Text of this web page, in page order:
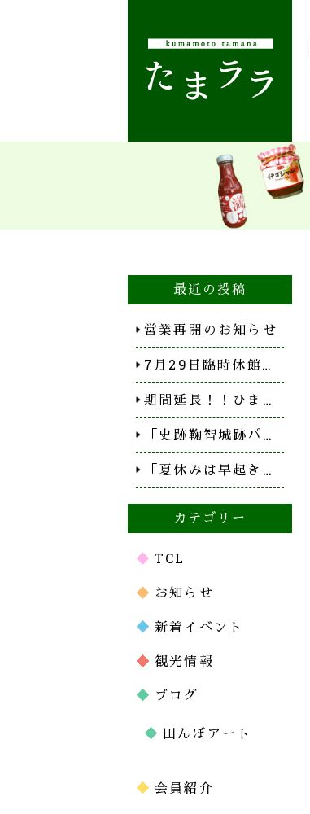
最近の投稿
営業再開のお知らせ
7月29日臨時休館…
期間延長！！ひま…
「史跡鞠智城跡パ…
「夏休みは早起き…
カテゴリー
TCL
お知らせ
新着イベント
観光情報
ブログ
田んぼアート
会員紹介